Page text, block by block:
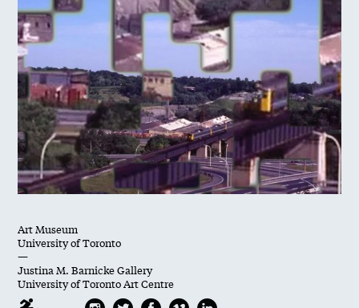
Art Museum
University of Toronto
—
Justina M. Barnicke Gallery
University of Toronto Art Centre